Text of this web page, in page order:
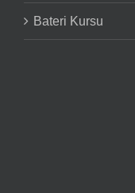
Bateri Kursu